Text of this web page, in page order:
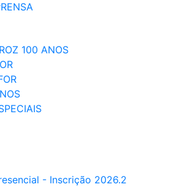
100 ANOS
- Inscrição 2026.2